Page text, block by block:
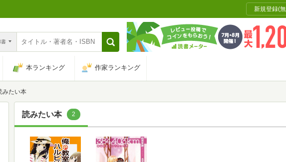
新規登録(
書
本ランキング 作家ランキング
みたい本
読みたい本 2